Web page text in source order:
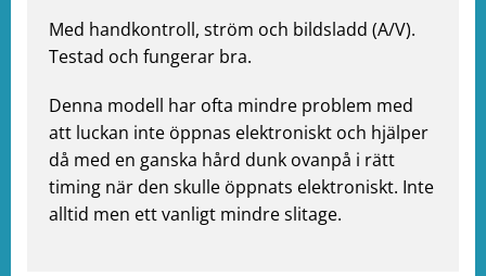
Med handkontroll, ström och bildsladd (A/V).
Testad och fungerar bra.
Denna modell har ofta mindre problem med
att luckan inte öppnas elektroniskt och hjälper
då med en ganska hård dunk ovanpå i rätt
timing när den skulle öppnats elektroniskt. Inte
alltid men ett vanligt mindre slitage.